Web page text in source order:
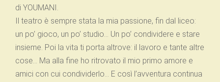
di YOUMANI.
Il teatro è sempre stata la mia passione, fin dal liceo:
un po’ gioco, un po’ studio… Un po’ condividere e stare
insieme. Poi la vita ti porta altrove: il lavoro e tante altre
cose… Ma alla fine ho ritrovato il mio primo amore e
amici con cui condividerlo… E così l’avventura continua